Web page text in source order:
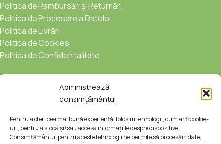
Administrează
consimțământul
Pentru a oferi cea mai bună experiență, folosim tehnologii, cum ar fi cookie-
uri, pentru a stoca și/sau accesa informațiile despre dispozitive.
Consimțământul pentru aceste tehnologii ne permite să procesăm date,
Politica de Rambursări și Returnări
Politica de Procesare a Datelor
Politica de Livrări
Politica de Cookies
Politica de Confidențialitate
Urmărește-ne: